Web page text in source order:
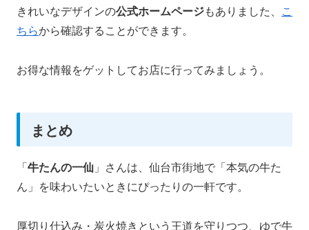
きれいなデザインの公式ホームページもありました、 こ
ちらから確認することができます。
お得な情報をゲットしてお店に行ってみましょう。
まとめ
「牛たんの一仙 」さんは、仙台市街地で「本気の牛た
ん」を味わいたいときにぴったりの一軒です。
厚切り仕込み・炭火焼きという王道を守りつつ、ゆで牛